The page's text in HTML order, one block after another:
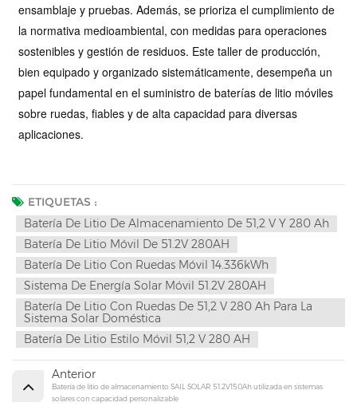
ensamblaje y pruebas. Además, se prioriza el cumplimiento de
la normativa medioambiental, con medidas para operaciones
sostenibles y gestión de residuos. Este taller de producción,
bien equipado y organizado sistemáticamente, desempeña un
papel fundamental en el suministro de baterías de litio móviles
sobre ruedas, fiables y de alta capacidad para diversas
aplicaciones.
ETIQUETAS :
Batería De Litio De Almacenamiento De 51,2 V Y 280 Ah
Batería De Litio Móvil De 51.2V 280AH
Batería De Litio Con Ruedas Móvil 14.336kWh
Sistema De Energía Solar Móvil 51.2V 280AH
Batería De Litio Con Ruedas De 51,2 V 280 Ah Para La
Sistema Solar Doméstica
Batería De Litio Estilo Móvil 51,2 V 280 AH
Anterior
Batería de litio de almacenamiento SAIL SOLAR 51.2V150Ah utilizada en sistemas
solares con capacidad personalizable